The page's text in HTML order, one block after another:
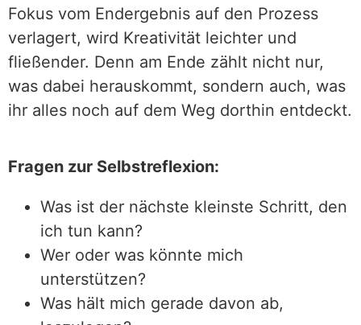
Fokus vom Endergebnis auf den Prozess
verlagert, wird Kreativität leichter und
fließender. Denn am Ende zählt nicht nur,
was dabei herauskommt, sondern auch, was
ihr alles noch auf dem Weg dorthin entdeckt.
Fragen zur Selbstreflexion:
Was ist der nächste kleinste Schritt, den
ich tun kann?
Wer oder was könnte mich
unterstützen?
Was hält mich gerade davon ab,